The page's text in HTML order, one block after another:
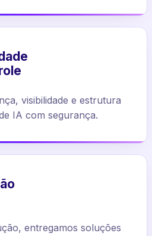
visibilidade e estrutura
IA com segurança.
entregamos soluções